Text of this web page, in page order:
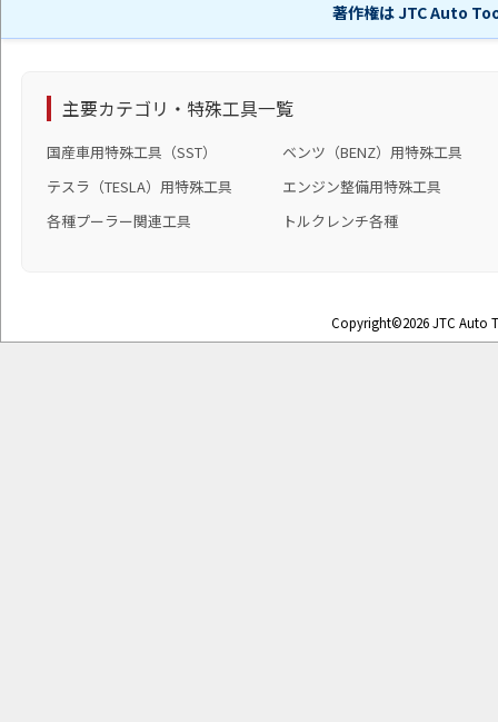
著作権は JTC Auto
主要カテゴリ・特殊工具一覧
国産車用特殊工具（SST）
ベンツ（BENZ）用特殊工具
テスラ（TESLA）用特殊工具
エンジン整備用特殊工具
各種プーラー関連工具
トルクレンチ各種
Copyright©2026 JTC Auto